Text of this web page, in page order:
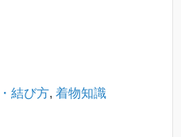
結び方, 着物知識